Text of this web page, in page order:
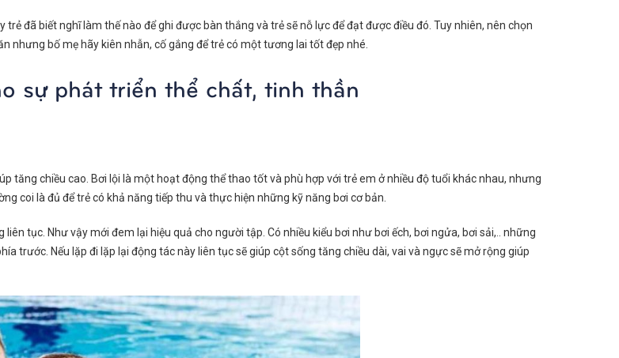
đã biết nghĩ làm thế nào để ghi được bàn thắng và trẻ sẽ nỗ lực để đạt được điều đó. Tuy nhiên, nên chọn
nhưng bố mẹ hãy kiên nhẫn, cố gắng để trẻ có một tương lai tốt đẹp nhé.
sự phát triển thể chất, tinh thần
tăng chiều cao. Bơi lội là một hoạt động thể thao tốt và phù hợp với trẻ em ở nhiều độ tuổi khác nhau, nhưng
coi là đủ để trẻ có khả năng tiếp thu và thực hiện những kỹ năng bơi cơ bản.
tục. Như vậy mới đem lại hiệu quả cho người tập. Có nhiều kiểu bơi như bơi ếch, bơi ngửa, bơi sải,.. những
trước. Nếu lặp đi lặp lại động tác này liên tục sẽ giúp cột sống tăng chiều dài, vai và ngực sẽ mở rộng giúp